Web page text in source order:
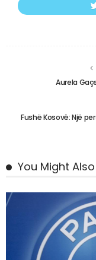
Aurela
Fushë Kosovë: Një
You Might Also